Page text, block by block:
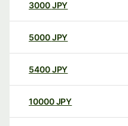
3000JPY
5000JPY
5400JPY
10000 JPY